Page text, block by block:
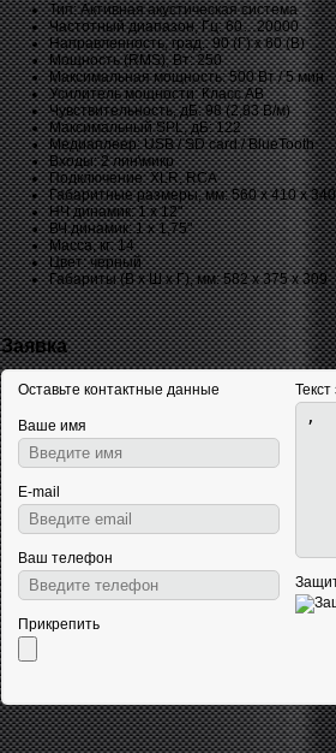
Тип: Активная акустическая система
Частотный диапазон, Гц: 60…20000
Направленность, град.: 90 (Г) х 60 (В)
Мощность (RMS), Вт: 250
Максимальная мощность: 500 Вт / 5 мин
Усилитель мощности: Класс АВ
Чувствительность, дБ: 98 (2,83 В/м)
Максимальный SPL, дБ: 122
Медиаплеер: USB / SD card / BlueTooth
Входы: 2 лин\микр
Подключение: XLR, RCA
Габаритные размеры, мм: 560 x 410 x 340
НЧ динамик: 1 x 12"
ВЧ динамик: 1 x 1,75"
Масса, кг: 14
Цвет: черный
Габариты (В х Ш х Г), мм: 582 х 375 х 309
Заявка
Оставьте контактные данные
Ваше имя
E-mail
Ваш телефон
Прикрепить